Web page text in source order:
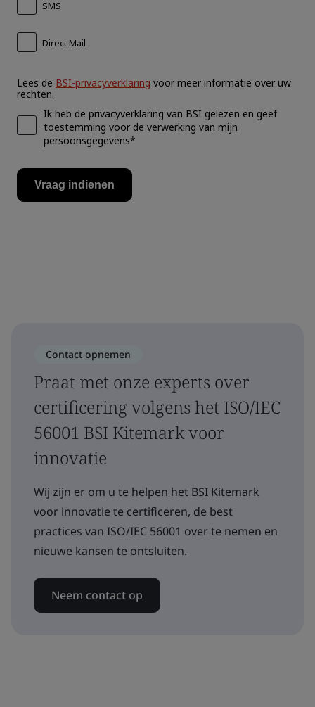
Contact opnemen
Praat met onze experts over
certificering volgens het ISO/IEC
56001 BSI Kitemark voor
innovatie
Wij zijn er om u te helpen het BSI Kitemark
voor innovatie te certificeren, de best
practices van ISO/IEC 56001 over te nemen en
nieuwe kansen te ontsluiten.
Neem contact op